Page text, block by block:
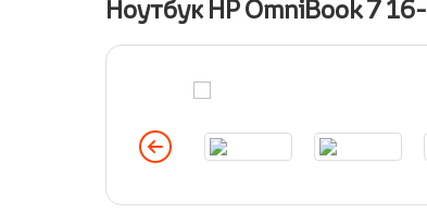
Ноутбук HP OmniBook 7